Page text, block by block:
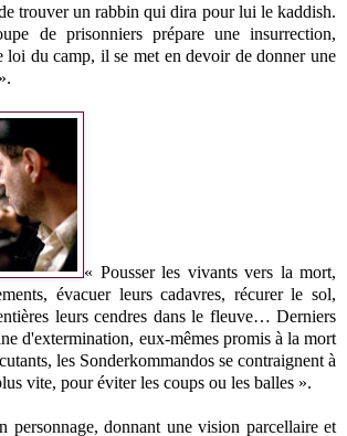
trouver un rabbin qui dira pour lui le kaddish.
de prisonniers prépare une insurrection,
loi du camp, il se met en devoir de donner une
« Pousser les vivants vers la mort,
évacuer leurs cadavres, récurer le sol,
leurs cendres dans le fleuve… Derniers
d'extermination, eux-mêmes promis à la mort
les Sonderkommandos se contraignent à
vite, pour éviter les coups ou les balles ».
personnage, donnant une vision parcellaire et